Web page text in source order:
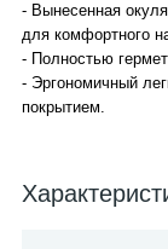
- Вынесенная
для комфортного
- Полностью
- Эргономичный
покрытием.